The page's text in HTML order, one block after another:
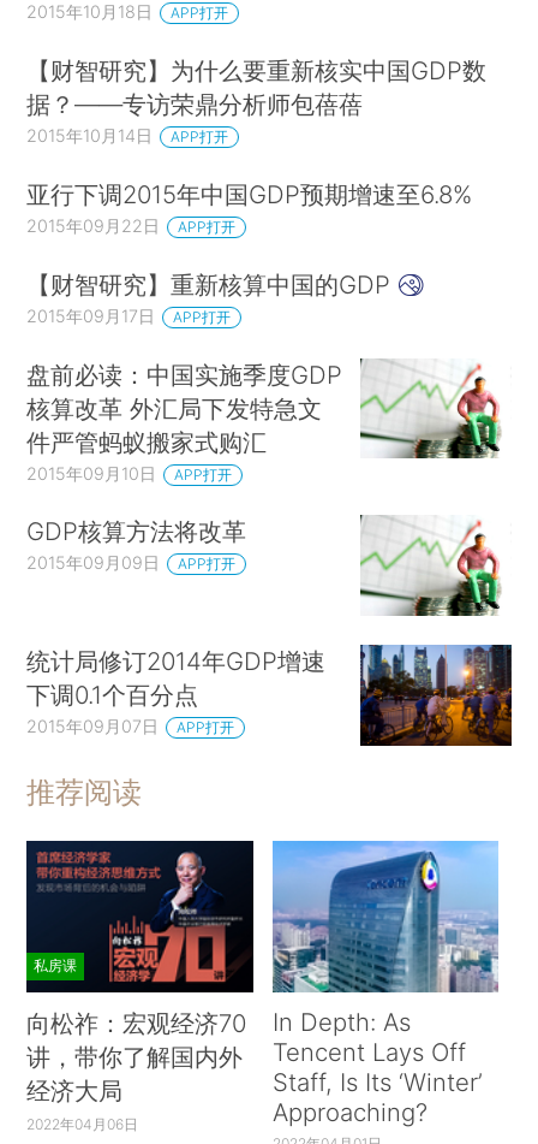
2015年10月18日 APP打开
【财智研究】为什么要重新核实中国GDP数
据？——专访荣鼎分析师包蓓蓓
2015年10月14日 APP打开
亚行下调2015年中国GDP预期增速至6.8%
2015年09月22日 APP打开
【财智研究】重新核算中国的GDP
2015年09月17日 APP打开
盘前必读：中国实施季度GDP
核算改革 外汇局下发特急文
件严管蚂蚁搬家式购汇
2015年09月10日 APP打开
GDP核算方法将改革
2015年09月09日 APP打开
统计局修订2014年GDP增速
下调0.1个百分点
2015年09月07日 APP打开
推荐阅读
私房课
向松祚：宏观经济70
讲，带你了解国内外
经济大局
2022年04月06日
In Depth: As
Tencent Lays Off
Staff, Is Its ‘Winter’
Approaching?